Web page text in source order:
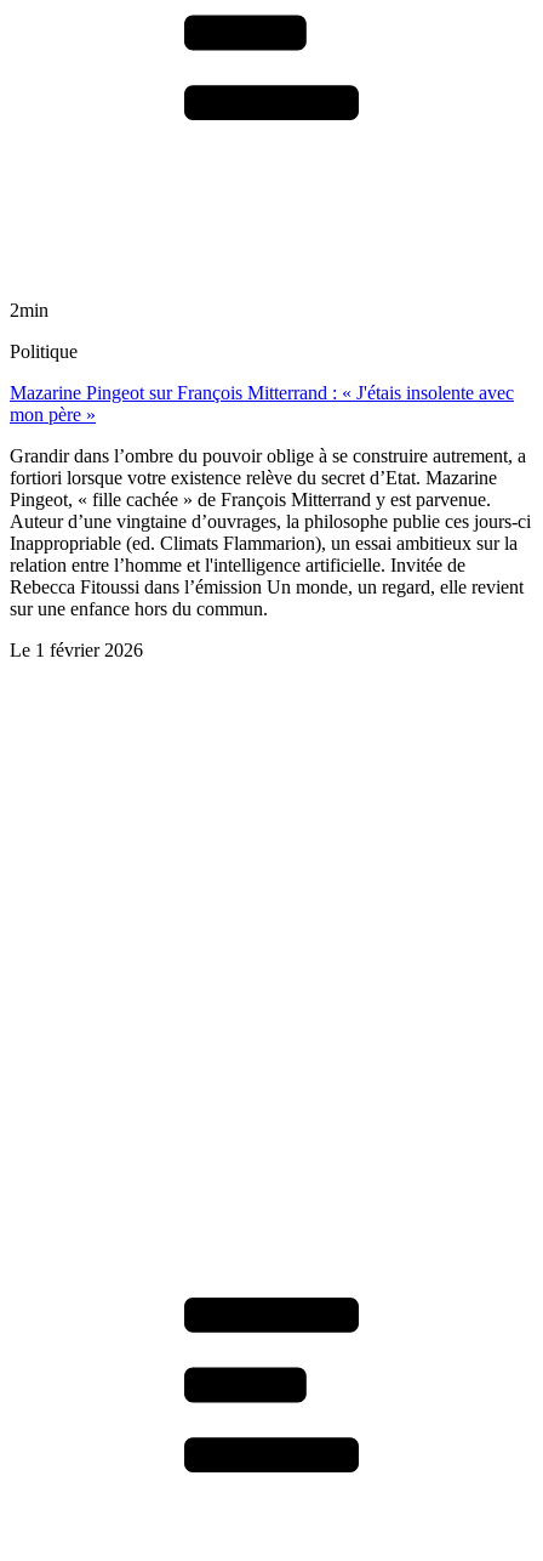
2min
Politique
Mazarine Pingeot sur François Mitterrand : « J'étais insolente avec
mon père »
Grandir dans l’ombre du pouvoir oblige à se construire autrement, a
fortiori lorsque votre existence relève du secret d’Etat. Mazarine
Pingeot, « fille cachée » de François Mitterrand y est parvenue.
Auteur d’une vingtaine d’ouvrages, la philosophe publie ces jours-ci
Inappropriable (ed. Climats Flammarion), un essai ambitieux sur la
relation entre l’homme et l'intelligence artificielle. Invitée de
Rebecca Fitoussi dans l’émission Un monde, un regard, elle revient
sur une enfance hors du commun.
Le 1 février 2026